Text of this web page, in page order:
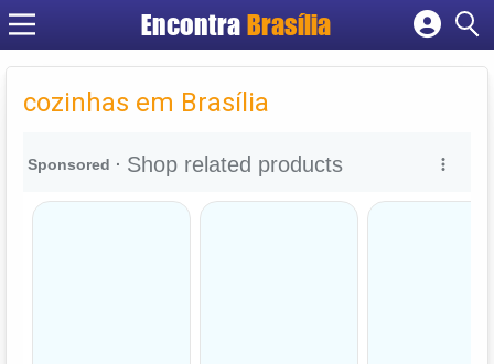
EncontraBrasília
Cadastrar empresa
Criar conta
cozinhas em Brasília